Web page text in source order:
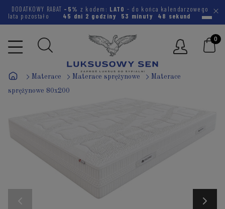
DODATKOWY RABAT -5% z kodem: LATO - do końca kalendarzowego
lata pozostało
45 dni 2 godziny 53 minuty 47 sekund
Materace Materace sprężynowe Materace
sprężynowe 80x200